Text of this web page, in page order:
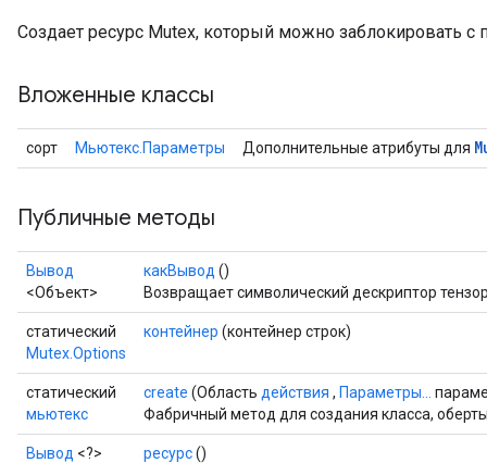
Создает ресурс Mutex, который можно заблокировать
Вложенные классы
сорт Мьютекс.Параметры Дополнительные атрибуты для
Публичные методы
Вывод
<Объект>
какВывод ()
Возвращает символический дескриптор
статический
Mutex.Options
контейнер (контейнер строк)
статический
мьютекс
create (Область действия , Параметры...
Фабричный метод для создания класса,
Вывод <?> ресурс()